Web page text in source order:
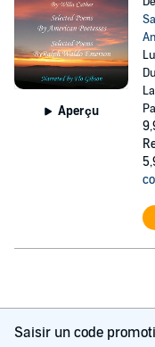
Aperçu
Saisir un code